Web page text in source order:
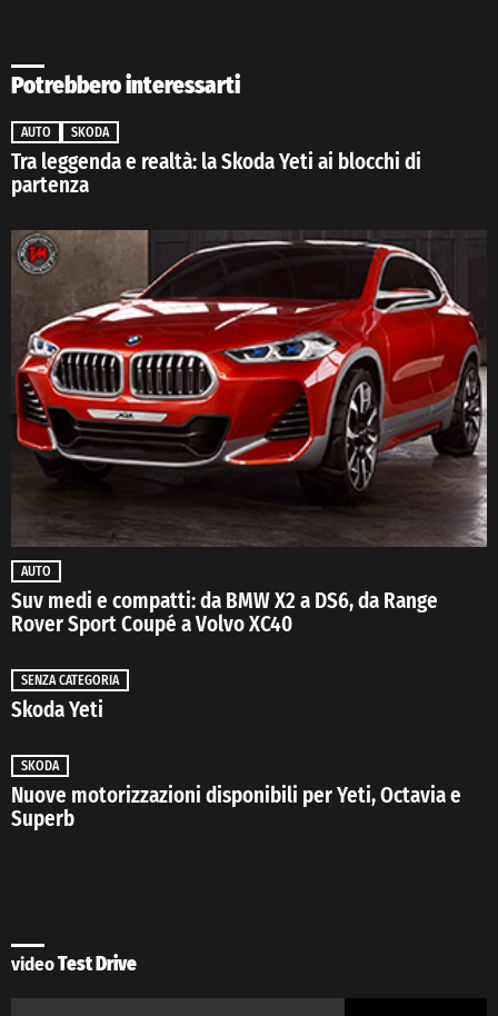
Potrebbero interessarti
AUTO SKODA
Tra leggenda e realtà: la Skoda Yeti ai blocchi di
partenza
AUTO
Suv medi e compatti: da BMW X2 a DS6, da Range
Rover Sport Coupé a Volvo XC40
SENZA CATEGORIA
Skoda Yeti
SKODA
Nuove motorizzazioni disponibili per Yeti, Octavia e
Superb
videoTest Drive